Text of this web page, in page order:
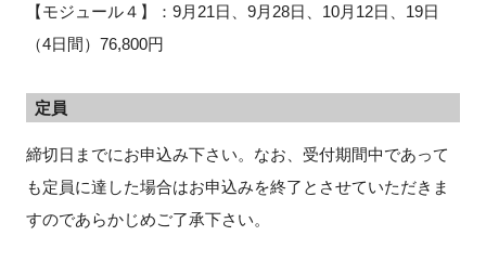
【モジュール４】：9月21日、9月28日、10月12日、19日
（4日間）76,800円
定員
締切日までにお申込み下さい。なお、受付期間中であって
も定員に達した場合はお申込みを終了とさせていただきま
すのであらかじめご了承下さい。